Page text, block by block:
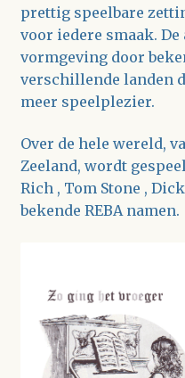
prettig speelbare
voor iedere smaak.
vormgeving door
verschillende landen
meer speelplezier.
Over de hele wereld,
Zeeland, wordt
Rich , Tom Stone ,
bekende REBA namen.